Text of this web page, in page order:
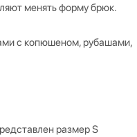
менять форму брюк.
с копюшеном, рубашами,
размер S